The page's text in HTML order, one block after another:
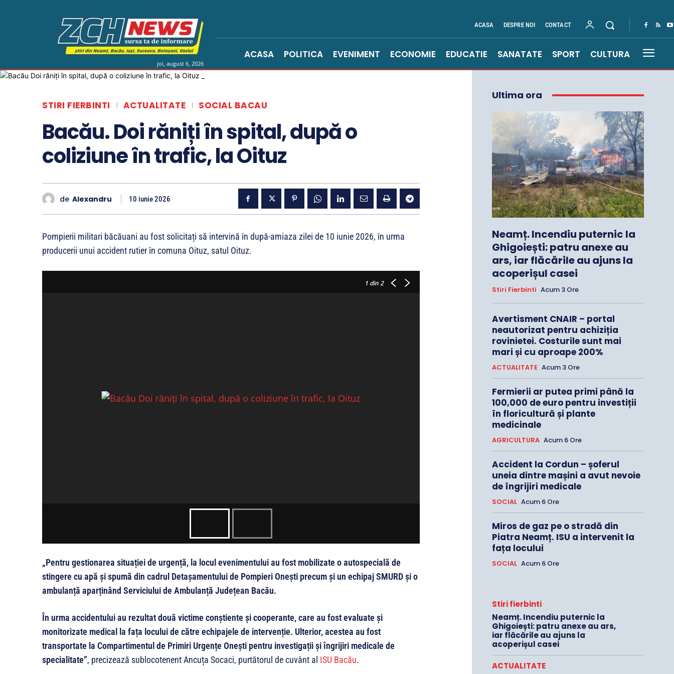
joi, august 6, 2026
ACASA DESPRE NOI CONTACT
ACASA POLITICA EVENIMENT ECONOMIE EDUCATIE SANATATE SPORT CULTURA
STIRI FIERBINTI ACTUALITATE SOCIAL BACAU
Bacău. Doi răniți în spital, după o
coliziune în trafic, la Oituz
de Alexandru 10 iunie 2026
Pompierii militari băcăuani au fost solicitați să intervină în după-amiaza zilei de 10 iunie 2026, în urma
producerii unui accident rutier în comuna Oituz, satul Oituz.
1din 2
„Pentru gestionarea situației de urgență, la locul evenimentului au fost mobilizate o autospecială de
stingere cu apă și spumă din cadrul Detașamentului de Pompieri Onești precum și un echipaj SMURD și o
ambulanță aparținând Serviciului de Ambulanță Județean Bacău.
În urma accidentului au rezultat două victime conștiente și cooperante, care au fost evaluate și
monitorizate medical la fața locului de către echipajele de intervenție. Ulterior, acestea au fost
transportate la Compartimentul de Primiri Urgențe Onești pentru investigații și îngrijiri medicale de
specialitate”, precizează sublocotenent Ancuța Socaci, purtătorul de cuvânt al ISU Bacău.
Ultima ora
Neamț. Incendiu puternic la
Ghigoiești: patru anexe au
ars, iar flăcările au ajuns la
acoperișul casei
Stiri Fierbinti Acum 3 Ore
Avertisment CNAIR – portal
neautorizat pentru achiziția
rovinietei. Costurile sunt mai
mari și cu aproape 200%
ACTUALITATE Acum 3 Ore
Fermierii ar putea primi până la
100,000 de euro pentru investiții
în floricultură și plante
medicinale
AGRICULTURA Acum 6 Ore
Accident la Cordun – șoferul
uneia dintre mașini a avut nevoie
de îngrijiri medicale
SOCIAL Acum 6 Ore
Miros de gaz pe o stradă din
Piatra Neamț. ISU a intervenit la
fața locului
SOCIAL Acum 6 Ore
Stiri fierbinti
Neamț. Incendiu puternic la
Ghigoiești: patru anexe au ars,
iar flăcările au ajuns la
acoperișul casei
ACTUALITATE